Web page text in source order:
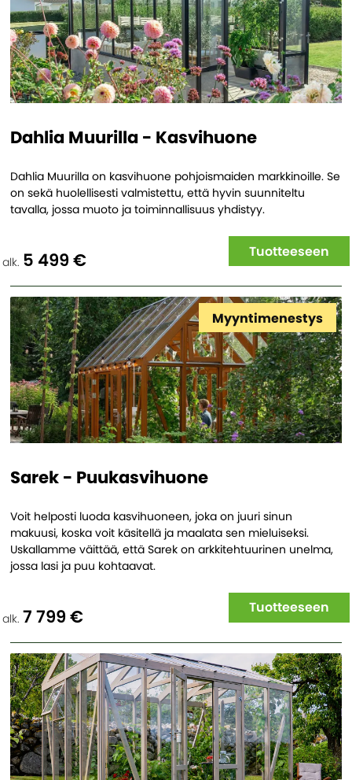
Dahlia Muurilla - Kasvihuone
Dahlia Muurilla on kasvihuone pohjoismaiden markkinoille. Se
on sekä huolellisesti valmistettu, että hyvin suunniteltu
tavalla, jossa muoto ja toiminnallisuus yhdistyy.
alk. 5 499 € Tuotteeseen
Myyntimenestys
Sarek - Puukasvihuone
Voit helposti luoda kasvihuoneen, joka on juuri sinun
makuusi, koska voit käsitellä ja maalata sen mieluiseksi.
Uskallamme väittää, että Sarek on arkkitehtuurinen unelma,
jossa lasi ja puu kohtaavat.
alk. 7 799 € Tuotteeseen